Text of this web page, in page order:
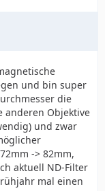
und bin super
die
anderen Objektive
und zwar
-> 82mm,
aktuell ND-Filter
mal einen